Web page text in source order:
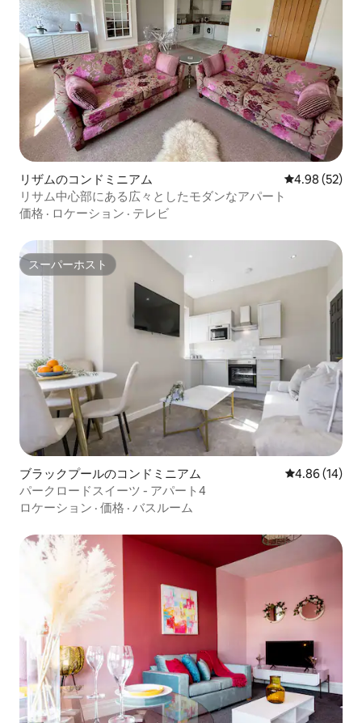
リザムのコンドミニアム レビュー52
4.98 (52)
リサム中心部にある広々としたモダンなアパート
価格 · ロケーション · テレビ
スーパーホスト
スーパーホスト
ブラックプールのコンドミニアム レビュー14
4.86 (14)
パークロードスイーツ - アパート4
ロケーション · 価格 · バスルーム